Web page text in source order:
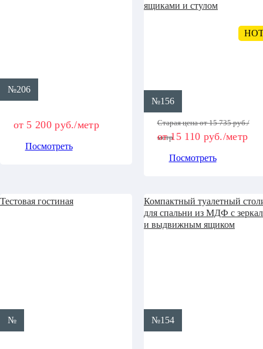
№206
от 5 200 руб./метр
Посмотреть
ящиками и стулом
№156
Старая цена от 15 735 руб./
метр
от 15 110 руб./метр
Посмотреть
Тестовая гостиная
№
Компактный туалетный
для спальни из МДФ с
и выдвижным ящиком
№154